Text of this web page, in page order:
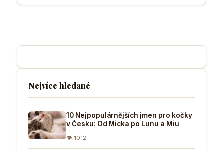
Nejvíce hledané
10 Nejpopulárnějších jmen pro kočky
v Česku: Od Micka po Lunu a Miu
👁 1012